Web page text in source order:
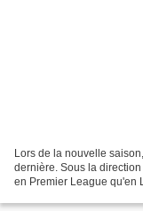
Lors de la nouvelle
dernière. Sous la
en Premier League qu'en